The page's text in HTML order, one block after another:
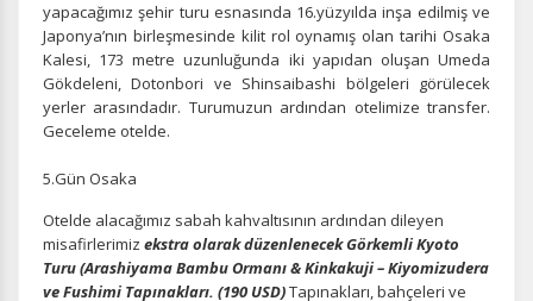
yapacağımız şehir turu esnasında 16.yüzyılda inşa edilmiş ve
Japonya’nın birleşmesinde kilit rol oynamış olan tarihi Osaka
Kalesi, 173 metre uzunluğunda iki yapıdan oluşan Umeda
Gökdeleni, Dotonbori ve Shinsaibashi bölgeleri görülecek
yerler arasındadır. Turumuzun ardından otelimize transfer.
Geceleme otelde.
5.Gün Osaka
Otelde alacağımız sabah kahvaltısının ardından dileyen
misafirlerimiz ekstra olarak düzenlenecek Görkemli Kyoto
Turu (Arashiyama Bambu Ormanı & Kinkakuji – Kiyomizudera
ve Fushimi Tapınakları. (190 USD)Tapınakları, bahçeleri ve